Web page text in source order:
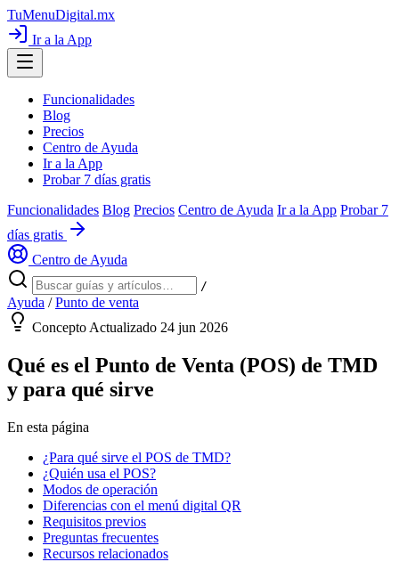
TuMenuDigital.mx
Ir a la App
Funcionalidades
Blog
Precios
Centro de Ayuda
Ir a la App
Probar 7 días gratis
Funcionalidades Blog Precios Centro de Ayuda Ir a la App Probar 7
días gratis
Centro de Ayuda
/
Ayuda / Punto de venta
Concepto Actualizado 24 jun 2026
Qué es el Punto de Venta (POS) de TMD
y para qué sirve
En esta página
¿Para qué sirve el POS de TMD?
¿Quién usa el POS?
Modos de operación
Diferencias con el menú digital QR
Requisitos previos
Preguntas frecuentes
Recursos relacionados